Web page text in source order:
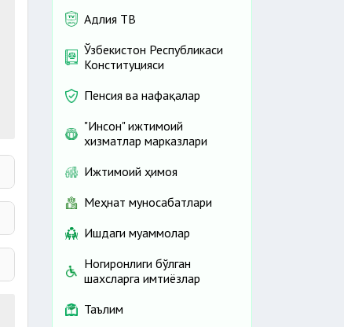
Адлия ТВ
Ўзбекистон Республикаси
Конституцияси
Пенсия ва нафақалар
"Инсон" ижтимоий
хизматлар марказлари
Ижтимоий ҳимоя
Меҳнат муносабатлари
Ишдаги муаммолар
Ногиронлиги бўлган
шахсларга имтиёзлар
Таълим